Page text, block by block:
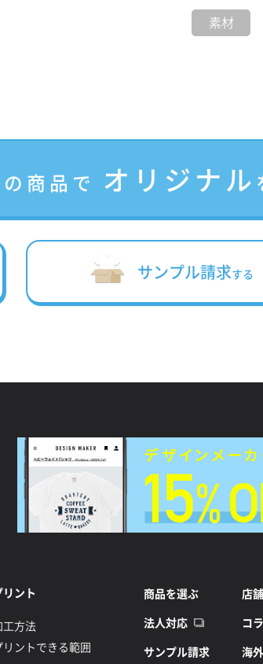
素材
商品で オリジナル
サンプル請求する
リント
工方法
リントできる範囲
商品を選ぶ
法人対応
サンプル請求
店
コ
海